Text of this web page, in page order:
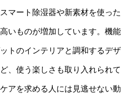
マート除湿器や新素材を使った
いものが増加しています。機能
トのインテリアと調和するデザ
、使う楽しさも取り入れられて
アを求める人には見逃せない動